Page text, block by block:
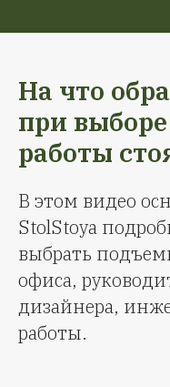
На что
при
работы
В этом видео
StolStoya
выбрать
офиса,
дизайнера,
работы.